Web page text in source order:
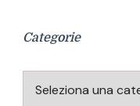
Categorie
Categorie